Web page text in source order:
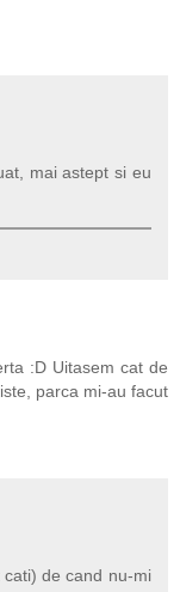
mai astept si eu
:D Uitasem cat de
parca mi-au facut
de cand nu-mi